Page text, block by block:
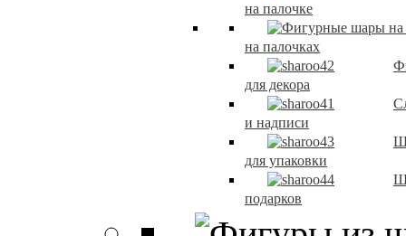
на палочке
на палочках
для декора
и надписи
для упаковки
подарков